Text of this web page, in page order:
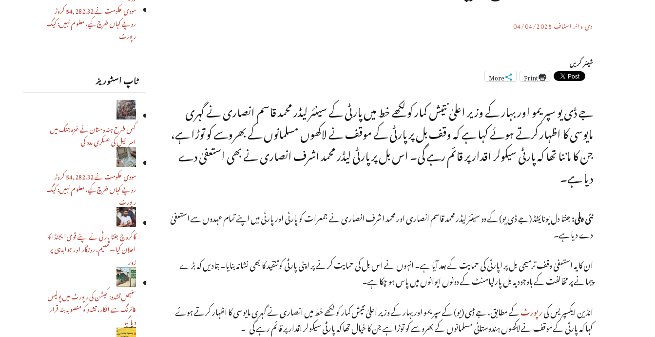
مودی حکومت نے 54,282.32 کروڑ
روپے کہاں خرچ کیے، معلوم نہیں: کیگ
رپورٹ
ٹاپ اسٹوریز
کس طرح ہندوستان نے غزہ جنگ میں
اسرائیل کی عسکری مدد کی
مودی حکومت نے 54,282.32 کروڑ
روپے کہاں خرچ کیے، معلوم نہیں: کیگ
رپورٹ
کاکروچ جنتا پارٹی نے اپنے قومی ایجنڈا کا
اعلان کیا — تعلیم، روزگار اور جوابدہی پر
زور
سنبھل تشدد: کمیشن کی رپورٹ میں پولیس
فائرنگ سے انکار، تشدد کو منصوبہ بند قرار
دیا گیا
دی وائر اسٹاف04/04/2025
شیئر کریں
Print
More
جے ڈی یو سپریمو اور بہار کے وزیر اعلیٰ نتیش کمار کو لکھے خط میں پارٹی کے سینئر لیڈر محمد قاسم انصاری نے گہری
مایوسی کا اظہار کرتے ہوئے کہا ہے کہ وقف بل پر پارٹی کے موقف نے لاکھوں مسلمانوں کے بھروسے کو توڑا ہے،
جن کا ماننا تھا کہ پارٹی سیکولر اقدار پر قائم رہے گی۔ اس بل پر پارٹی لیڈر محمد اشرف انصاری نے بھی استعفیٰ دے
دیا ہے۔
نئی دہلی:جنتا دل یونائیٹڈ (جے ڈی یو) کے دو سینئر لیڈر محمد قاسم انصاری اور محمد اشرف انصاری نے جمعرات کو پارٹی اور پارٹی میں اپنے تمام عہدوں سے استعفیٰ
دے دیا ہے۔
ان کا یہ استعفیٰ وقف ترمیمی بل پر اپارٹی کی حمایت کے بعد آیا ہے۔ انہوں نے اس بل کی حمایت کرنے پر اپنی پارٹی کو تنقید کا بھی نشانہ بنایا۔ بتادیں کہ بڑے
پیمانے پر مخالفت کے باوجود یہ بل پارلیامنٹ کے دونوں ایوانوں میں پاس ہو چکا ہے۔
انڈین ایکسپریس کیرپورٹکے مطابق، جے ڈی (یو) کے سپریمو اور بہار کے وزیر اعلیٰ نتیش کمار کو لکھے خط میں انصاری نے گہری مایوسی کا اظہار کرتے ہوئے
کہا کہ پارٹی کے موقف نے لاکھوں ہندوستانی مسلمانوں کے بھروسے کو توڑا ہے جن کا خیال تھا کہ پارٹی سیکولر اقدار پر قائم رہے گی ۔